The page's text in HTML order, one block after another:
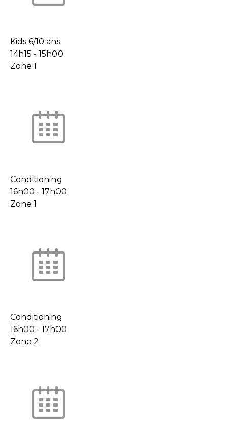
Kids 6/10 ans
14h15 - 15h00
Zone 1
Conditioning
16h00 - 17h00
Zone 1
Conditioning
16h00 - 17h00
Zone 2